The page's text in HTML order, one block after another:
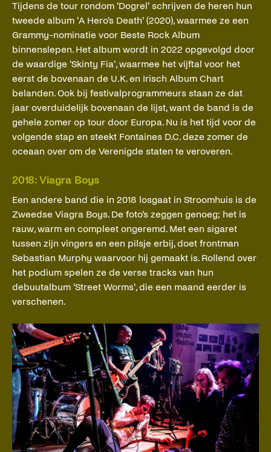
Tijdens de tour rondom 'Dogrel' schrijven de heren hun
tweede album 'A Hero's Death' (2020), waarmee ze een
Grammy-nominatie voor Beste Rock Album
binnenslepen. Het album wordt in 2022 opgevolgd door
de waardige 'Skinty Fia', waarmee het vijftal voor het
eerst de bovenaan de U.K. en Irisch Album Chart
belanden. Ook bij festivalprogrammeurs staan ze dat
jaar overduidelijk bovenaan de lijst, want de band is de
gehele zomer op tour door Europa. Nu is het tijd voor de
volgende stap en steekt Fontaines D.C. deze zomer de
oceaan over om de Verenigde staten te veroveren.
2018: Viagra Boys
Een andere band die in 2018 losgaat in Stroomhuis is de
Zweedse Viagra Boys. De foto's zeggen genoeg; het is
rauw, warm en compleet ongeremd. Met een sigaret
tussen zijn vingers en een pilsje erbij, doet frontman
Sebastian Murphy waarvoor hij gemaakt is. Rollend over
het podium spelen ze de verse tracks van hun
debuutalbum 'Street Worms', die een maand eerder is
verschenen.